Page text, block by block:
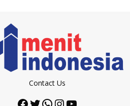
Contact Us